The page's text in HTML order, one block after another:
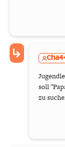
soll
zu